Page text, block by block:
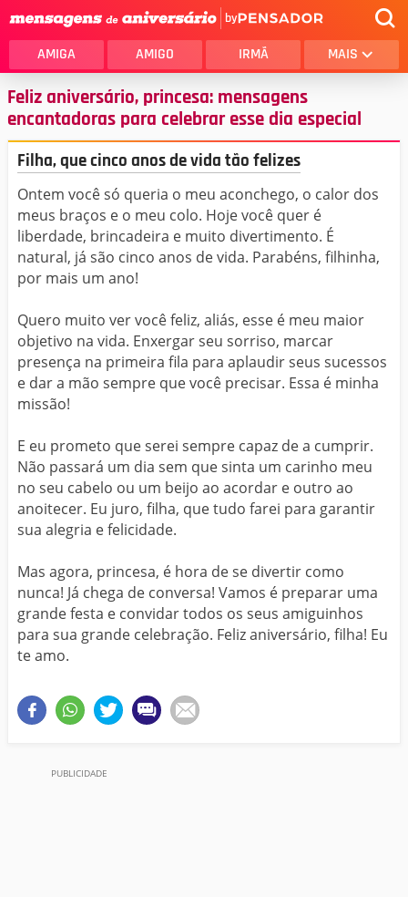
by
AMIGA AMIGO IRMÃ MAIS
Feliz aniversário, princesa: mensagens
encantadoras para celebrar esse dia especial
Filha, que cinco anos de vida tão felizes
Ontem você só queria o meu aconchego, o calor dos
meus braços e o meu colo. Hoje você quer é
liberdade, brincadeira e muito divertimento. É
natural, já são cinco anos de vida. Parabéns, filhinha,
por mais um ano!
Quero muito ver você feliz, aliás, esse é meu maior
objetivo na vida. Enxergar seu sorriso, marcar
presença na primeira fila para aplaudir seus sucessos
e dar a mão sempre que você precisar. Essa é minha
missão!
E eu prometo que serei sempre capaz de a cumprir.
Não passará um dia sem que sinta um carinho meu
no seu cabelo ou um beijo ao acordar e outro ao
anoitecer. Eu juro, filha, que tudo farei para garantir
sua alegria e felicidade.
Mas agora, princesa, é hora de se divertir como
nunca! Já chega de conversa! Vamos é preparar uma
grande festa e convidar todos os seus amiguinhos
para sua grande celebração. Feliz aniversário, filha! Eu
te amo.